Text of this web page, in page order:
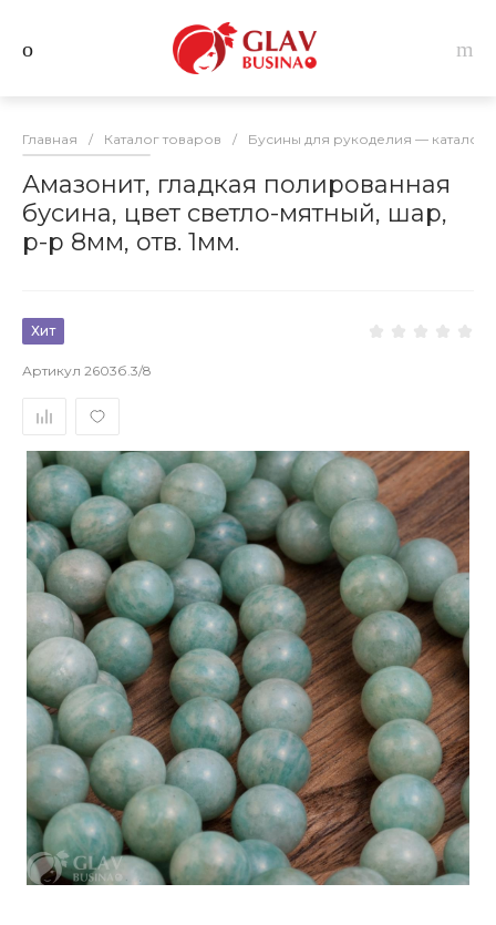
Главная / Каталог товаров / Бусины для рукоделия — каталог
Амазонит, гладкая полированная
бусина, цвет светло-мятный, шар,
р-р 8мм, отв. 1мм.
Хит
Артикул 2603б.3/8